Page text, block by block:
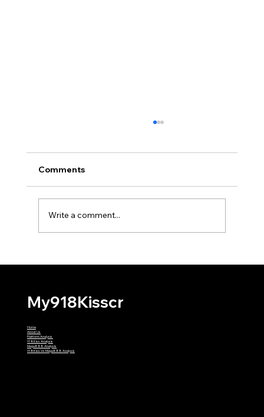
Comments
Write a comment...
My918Kisscr
Home
About Us
Platform Analysis
918Kiss Analysis
Mega888 Analysis
918Kiss Vs Mega888 Analysis